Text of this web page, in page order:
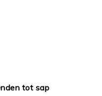
tot sap